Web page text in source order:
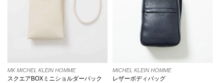
MK MICHEL KLEIN HOMME
スクエアBOXミニショルダーバック
MICHEL KLEIN HOMME
レザーボディバッグ